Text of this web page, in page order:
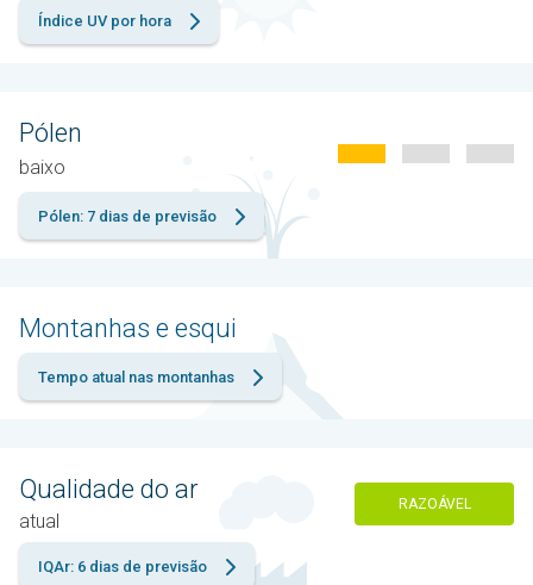
Índice UV por hora
Pólen
baixo
Pólen: 7 dias de previsão
Montanhas e esqui
Tempo atual nas montanhas
Qualidade do ar
atual
RAZOÁVEL
IQAr: 6 dias de previsão